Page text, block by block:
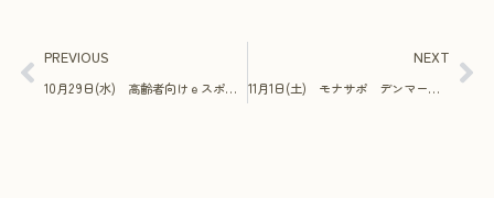
PREVIOUS
10月29日(水) 高齢者向けｅスポーツ体験会
NEXT
11月1日(土) モナサポ デンマーク刺繡と紡ぐやさしい時間「体験会」